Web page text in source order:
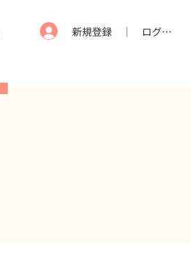
新規登録 ｜ ログイン